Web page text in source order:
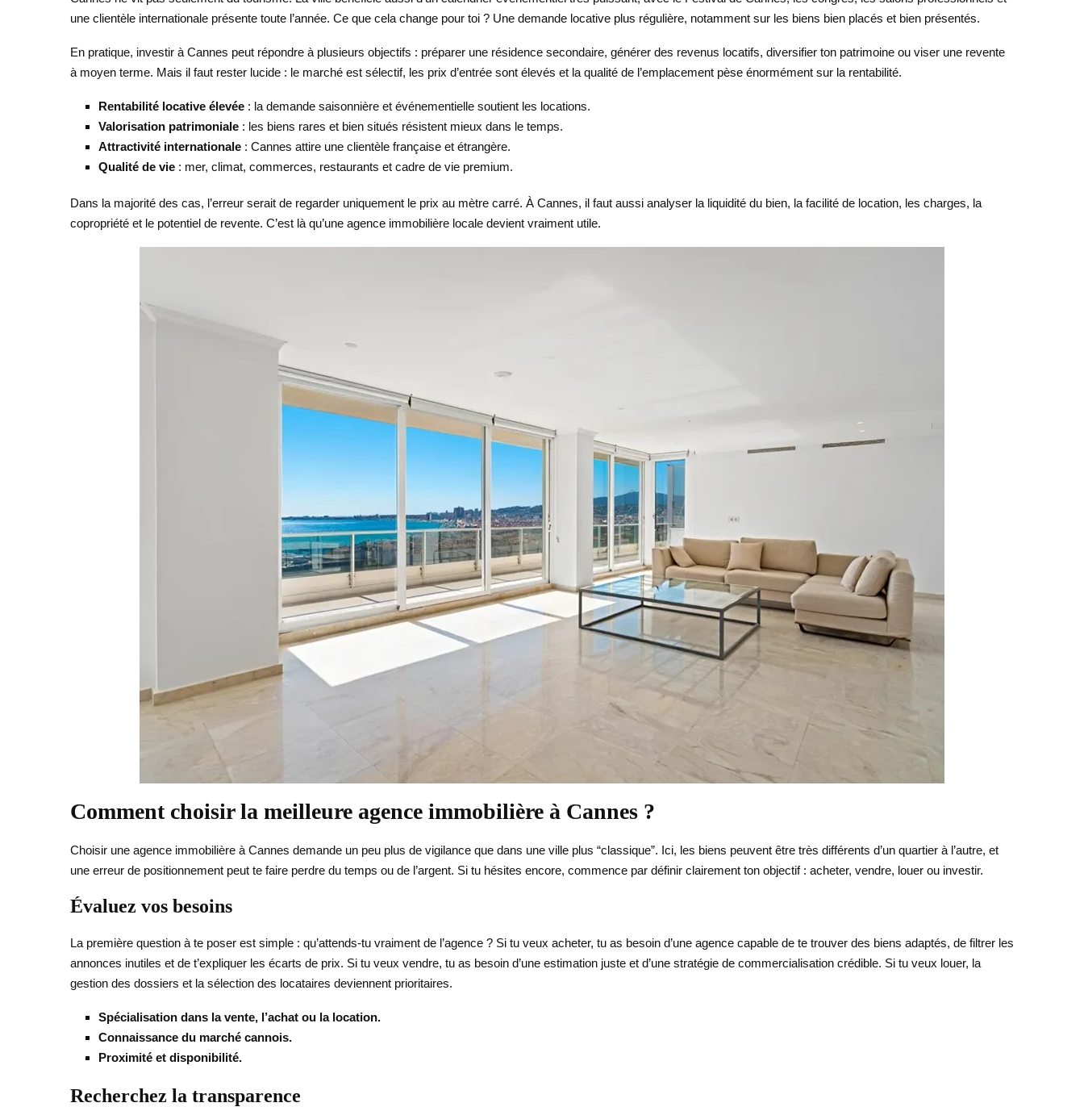
une clientèle internationale présente toute l’année. Ce que cela change pour toi ? Une demande locative plus régulière, notamment sur les biens bien placés et bien présentés.
En pratique, investir à Cannes peut répondre à plusieurs objectifs : préparer une résidence secondaire, générer des revenus locatifs, diversifier ton patrimoine ou viser une revente
à moyen terme. Mais il faut rester lucide : le marché est sélectif, les prix d’entrée sont élevés et la qualité de l’emplacement pèse énormément sur la rentabilité.
Rentabilité locative élevée : la demande saisonnière et événementielle soutient les locations.
Valorisation patrimoniale : les biens rares et bien situés résistent mieux dans le temps.
Attractivité internationale : Cannes attire une clientèle française et étrangère.
Qualité de vie : mer, climat, commerces, restaurants et cadre de vie premium.
Dans la majorité des cas, l’erreur serait de regarder uniquement le prix au mètre carré. À Cannes, il faut aussi analyser la liquidité du bien, la facilité de location, les charges, la
copropriété et le potentiel de revente. C’est là qu’une agence immobilière locale devient vraiment utile.
Comment choisir la meilleure agence immobilière à Cannes ?
Choisir une agence immobilière à Cannes demande un peu plus de vigilance que dans une ville plus “classique”. Ici, les biens peuvent être très différents d’un quartier à l’autre, et
une erreur de positionnement peut te faire perdre du temps ou de l’argent. Si tu hésites encore, commence par définir clairement ton objectif : acheter, vendre, louer ou investir.
Évaluez vos besoins
La première question à te poser est simple : qu’attends-tu vraiment de l’agence ? Si tu veux acheter, tu as besoin d’une agence capable de te trouver des biens adaptés, de filtrer les
annonces inutiles et de t’expliquer les écarts de prix. Si tu veux vendre, tu as besoin d’une estimation juste et d’une stratégie de commercialisation crédible. Si tu veux louer, la
gestion des dossiers et la sélection des locataires deviennent prioritaires.
Spécialisation dans la vente, l’achat ou la location.
Connaissance du marché cannois.
Proximité et disponibilité.
Recherchez la transparence